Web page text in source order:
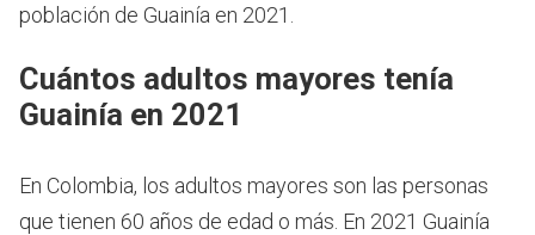
población de Guainía en 2021.
Cuántos adultos mayores tenía
Guainía en 2021
En Colombia, los adultos mayores son las personas
que tienen 60 años de edad o más. En 2021 Guainía